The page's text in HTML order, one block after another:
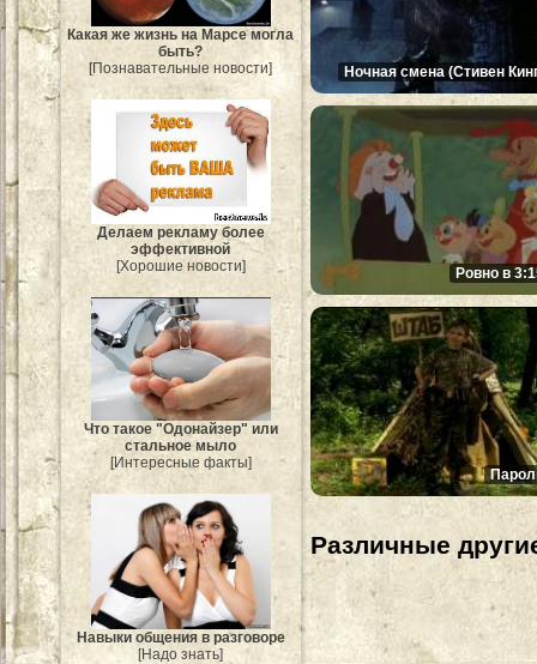
Какая же жизнь на Марсе могла
быть?
[Познавательные новости]
Делаем рекламу более
эффективной
[Хорошие новости]
Что такое "Одонайзер" или
стальное мыло
[Интересные факты]
Навыки общения в разговоре
[Надо знать]
Ночная смена (Стивен
Ровно в
Различные